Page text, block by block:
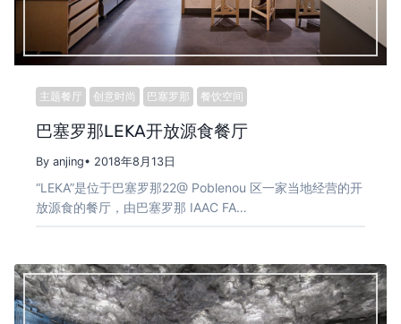
主题餐厅 创意时尚 巴塞罗那 餐饮空间
巴塞罗那LEKA开放源食餐厅
By anjing• 2018年8月13日
“LEKA”是位于巴塞罗那22@ Poblenou 区一家当地经营的开
放源食的餐厅，由巴塞罗那 IAAC FA…